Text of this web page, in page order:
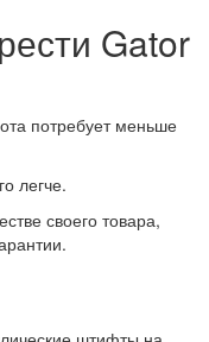
Gator
потребует меньше
легче.
своего товара,